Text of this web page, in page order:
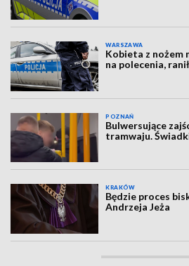
WARSZAWA
Kobieta z nożem
na polecenia,
POZNAŃ
Bulwersujące
tramwaju.
KRAKÓW
Będzie proces
Andrzeja Jeża